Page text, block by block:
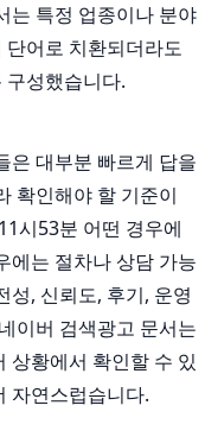
는 특정 업종이나 분야
어로 치환되더라도
성했습니다.
은 대부분 빠르게 답을
확인해야 할 기준이
시53분 어떤 경우에
에는 절차나 상담 가능
성, 신뢰도, 후기, 운영
이버 검색광고 문서는
상황에서 확인할 수 있
자연스럽습니다.